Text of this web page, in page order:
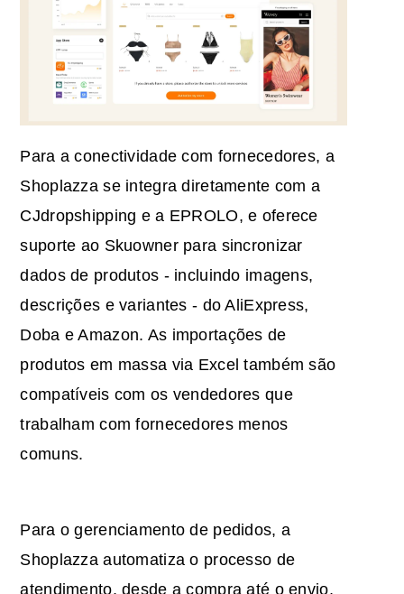
Para a conectividade com fornecedores, a
Shoplazza se integra diretamente com a
CJdropshipping e a EPROLO, e oferece
suporte ao Skuowner para sincronizar
dados de produtos - incluindo imagens,
descrições e variantes - do AliExpress,
Doba e Amazon. As importações de
produtos em massa via Excel também são
compatíveis com os vendedores que
trabalham com fornecedores menos
comuns.
Para o gerenciamento de pedidos, a
Shoplazza automatiza o processo de
atendimento, desde a compra até o envio,